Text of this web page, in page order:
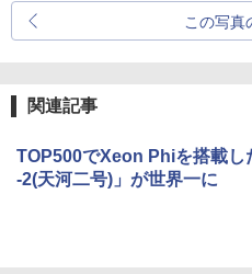
この写真
関連記事
TOP500でXeon Phiを搭載
-2(天河二号)」が世界一に